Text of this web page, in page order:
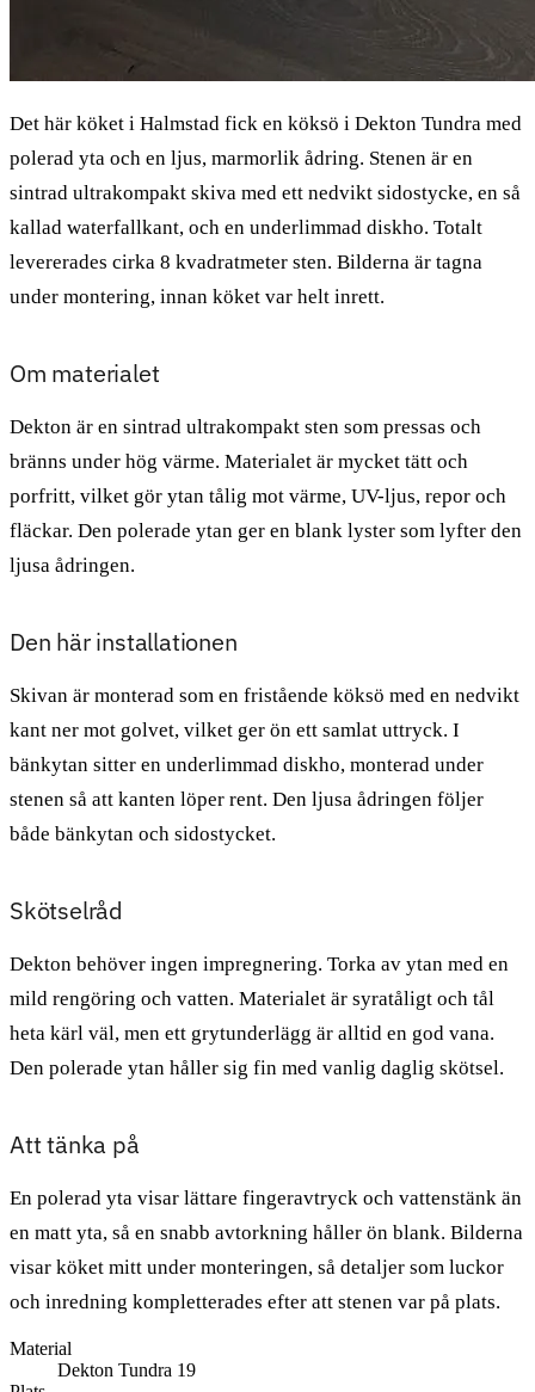
Det här köket i Halmstad fick en köksö i Dekton Tundra med
polerad yta och en ljus, marmorlik ådring. Stenen är en
sintrad ultrakompakt skiva med ett nedvikt sidostycke, en så
kallad waterfallkant, och en underlimmad diskho. Totalt
levererades cirka 8 kvadratmeter sten. Bilderna är tagna
under montering, innan köket var helt inrett.
Om materialet
Dekton är en sintrad ultrakompakt sten som pressas och
bränns under hög värme. Materialet är mycket tätt och
porfritt, vilket gör ytan tålig mot värme, UV-ljus, repor och
fläckar. Den polerade ytan ger en blank lyster som lyfter den
ljusa ådringen.
Den här installationen
Skivan är monterad som en fristående köksö med en nedvikt
kant ner mot golvet, vilket ger ön ett samlat uttryck. I
bänkytan sitter en underlimmad diskho, monterad under
stenen så att kanten löper rent. Den ljusa ådringen följer
både bänkytan och sidostycket.
Skötselråd
Dekton behöver ingen impregnering. Torka av ytan med en
mild rengöring och vatten. Materialet är syratåligt och tål
heta kärl väl, men ett grytunderlägg är alltid en god vana.
Den polerade ytan håller sig fin med vanlig daglig skötsel.
Att tänka på
En polerad yta visar lättare fingeravtryck och vattenstänk än
en matt yta, så en snabb avtorkning håller ön blank. Bilderna
visar köket mitt under monteringen, så detaljer som luckor
och inredning kompletterades efter att stenen var på plats.
Material
Dekton Tundra 19